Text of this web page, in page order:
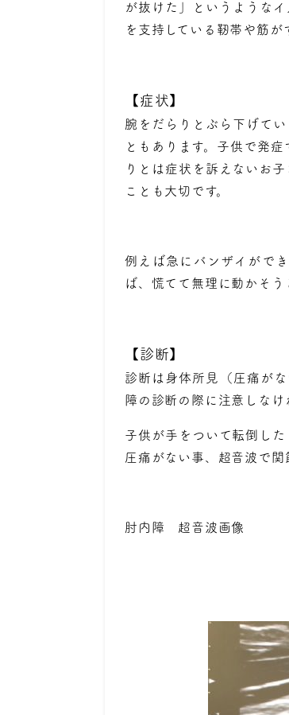
が抜けた」というような
を支持している靭帯や筋が
【症状】
腕をだらりとぶら下げて
ともあります。子供で発
りとは症状を訴えないお
ことも大切です。
例えば急にバンザイがで
ば、慌てて無理に動かそう
【診断】
診断は身体所見（圧痛が
障の診断の際に注意しなけ
子供が手をついて転倒し
圧痛がない事、超音波で関
肘内障 超音波画像